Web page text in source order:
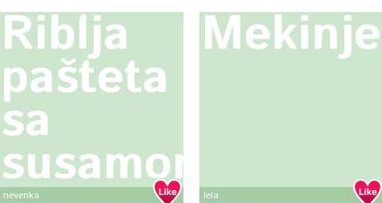
Riblja
pašteta
sa
susamom
nevenka
Mekinje
lela